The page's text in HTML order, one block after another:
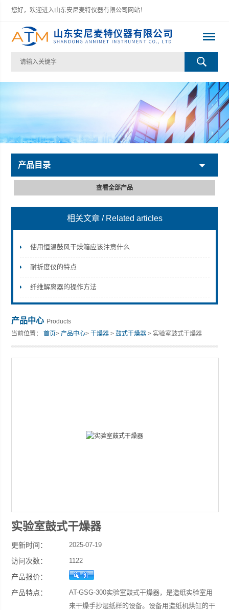
您好，欢迎进入山东安尼麦特仪器有限公司网站！
山东安尼麦特仪器有限公司
产品目录
查看全部产品
相关文章 / Related articles
使用恒温鼓风干燥箱应该注意什么
耐折度仪的特点
纤维解离器的操作方法
产品中心 Products
当前位置：首页>产品中心>干燥器 >鼓式干燥器 > 实验室鼓式干燥器
实验室鼓式干燥器
更新时间： 2025-07-19
访问次数： 1122
产品报价：
产品特点：
AT-GSG-300实验室鼓式干燥器，是造纸实验室用
来干燥手抄湿纸样的设备。设备用造纸机烘缸的干